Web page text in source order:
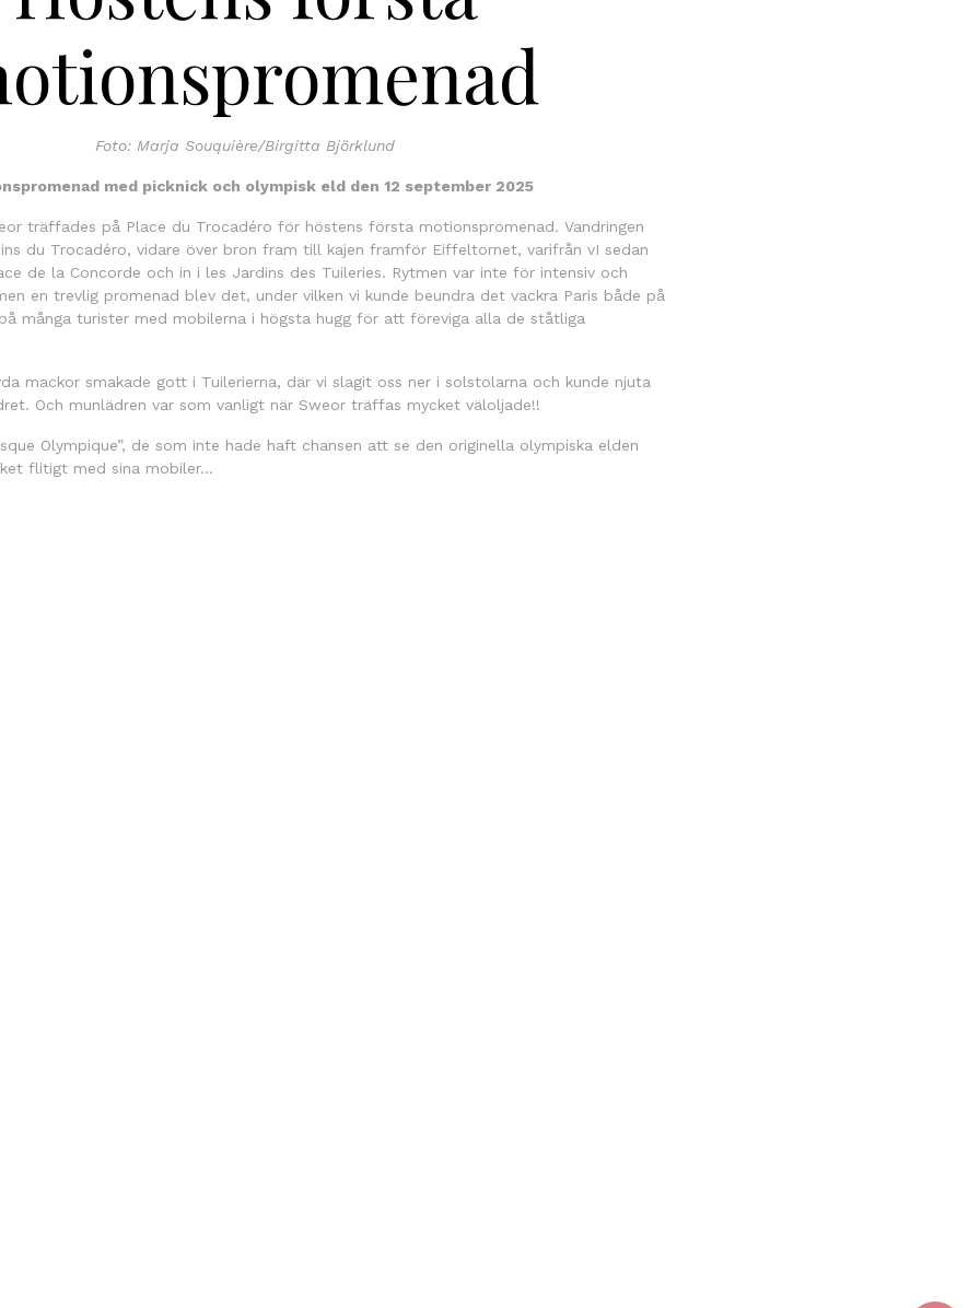
Foto: Marja Souquière/Birgitta Björklund
med picknick och olympisk eld den 12 september 2025
träffades på Place du Trocadéro för höstens första motionspromenad. Vandringen
du Trocadéro, vidare över bron fram till kajen framför Eiffeltornet, varifrån vI sedan
de la Concorde och in i les Jardins des Tuileries. Rytmen var inte för intensiv och
en trevlig promenad blev det, under vilken vi kunde beundra det vackra Paris både på
många turister med mobilerna i högsta hugg för att föreviga alla de ståtliga
mackor smakade gott i Tuilerierna, där vi slagit oss ner i solstolarna och kunde njuta
Och munlädren var som vanligt när Sweor träffas mycket väloljade!!
Olympique”, de som inte hade haft chansen att se den originella olympiska elden
flitigt med sina mobiler…